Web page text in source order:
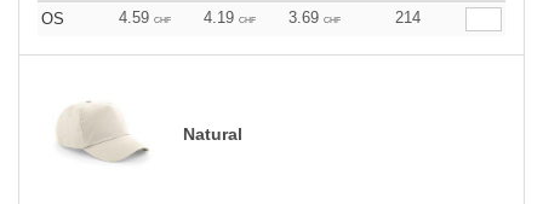
OS 4.59 CHF 4.19 CHF 3.69 CHF 214
Natural